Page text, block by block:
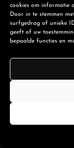
cookies om informatie
Door in te stemmen
surfgedrag of unieke
geeft of uw
bepaalde functies en